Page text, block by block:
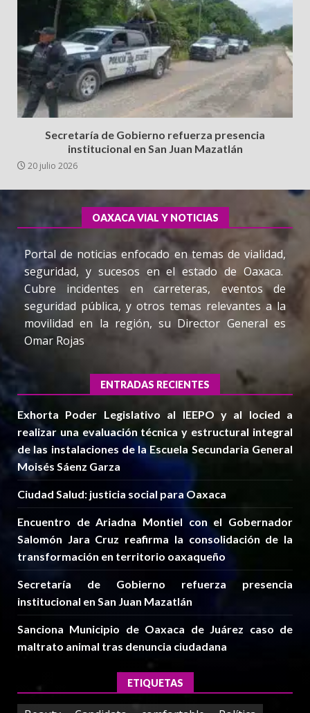
Secretaría de Gobierno refuerza presencia
institucional en San Juan Mazatlán
20 julio 2026
OAXACA VIAL Y NOTICIAS
Portal de noticias enfocado en temas de vialidad,
seguridad, y sucesos en el estado de Oaxaca.
Cubre incidentes en carreteras, eventos de
seguridad pública, y otros temas relevantes a la
movilidad en la región, su Director General es
Omar Rojas
ENTRADAS RECIENTES
Exhorta Poder Legislativo al IEEPO y al Iocied a
realizar una evaluación técnica y estructural integral
de las instalaciones de la Escuela Secundaria General
Moisés Sáenz Garza
Ciudad Salud: justicia social para Oaxaca
Encuentro de Ariadna Montiel con el Gobernador
Salomón Jara Cruz reafirma la consolidación de la
transformación en territorio oaxaqueño
Secretaría de Gobierno refuerza presencia
institucional en San Juan Mazatlán
Sanciona Municipio de Oaxaca de Juárez caso de
maltrato animal tras denuncia ciudadana
ETIQUETAS